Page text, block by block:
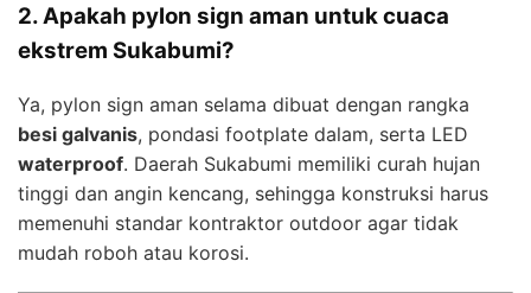
2. Apakah pylon sign aman untuk cuaca
ekstrem Sukabumi?
Ya, pylon sign aman selama dibuat dengan rangka
besi galvanis, pondasi footplate dalam, serta LED
waterproof. Daerah Sukabumi memiliki curah hujan
tinggi dan angin kencang, sehingga konstruksi harus
memenuhi standar kontraktor outdoor agar tidak
mudah roboh atau korosi.